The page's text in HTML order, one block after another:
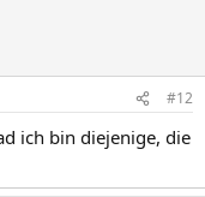
#12
ich bin diejenige, die